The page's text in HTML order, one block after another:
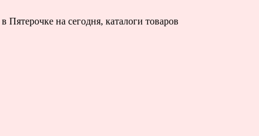
на сегодня, каталоги товаров